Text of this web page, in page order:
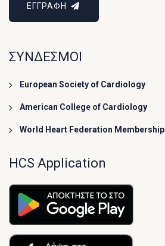
ΕΓΓΡΑΦΗ
ΣΥΝΔΕΣΜΟΙ
European Society of Cardiology
American College of Cardiology
World Heart Federation Membership
HCS Application